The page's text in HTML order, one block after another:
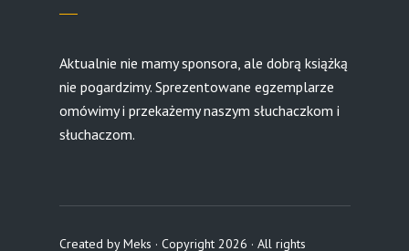
Aktualnie nie mamy sponsora, ale dobrą książką
nie pogardzimy. Sprezentowane egzemplarze
omówimy i przekażemy naszym słuchaczkom i
słuchaczom.
Created byMeks · Copyright 2026 · All rights